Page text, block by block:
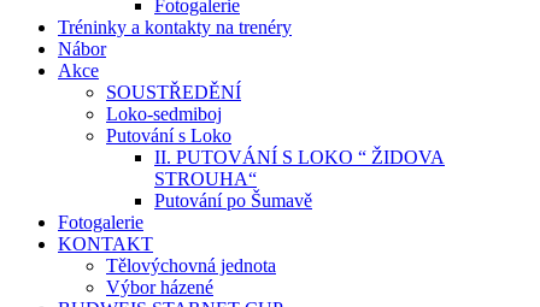
Fotogalerie
Tréninky a kontakty na trenéry
Nábor
Akce
SOUSTŘEDĚNÍ
Loko-sedmiboj
Putování s Loko
II. PUTOVÁNÍ S LOKO “ ŽIDOVA
STROUHA“
Putování po Šumavě
Fotogalerie
KONTAKT
Tělovýchovná jednota
Výbor házené